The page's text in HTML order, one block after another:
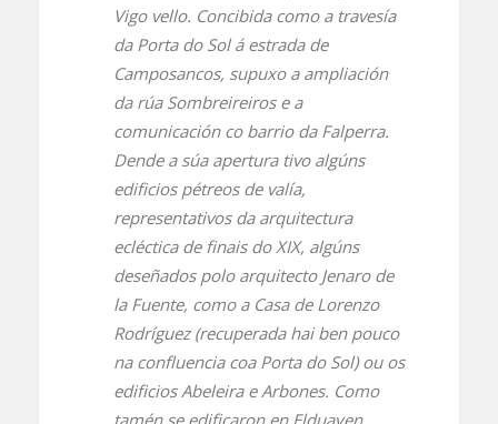
Vigo vello. Concibida como a travesía
da Porta do Sol á estrada de
Camposancos, supuxo a ampliación
da rúa Sombreireiros e a
comunicación co barrio da Falperra.
Dende a súa apertura tivo algúns
edificios pétreos de valía,
representativos da arquitectura
ecléctica de finais do XIX, algúns
deseñados polo arquitecto Jenaro de
la Fuente, como a Casa de Lorenzo
Rodríguez (recuperada hai ben pouco
na confluencia coa Porta do Sol) ou os
edificios Abeleira e Arbones. Como
tamén se edificaron en Elduayen